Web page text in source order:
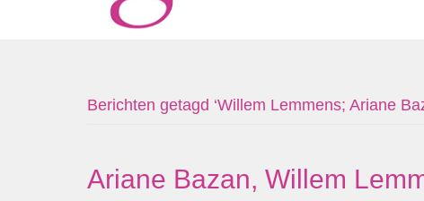
Berichten getagd ‘Willem Lemmens; Ariane
Ariane Bazan, Willem